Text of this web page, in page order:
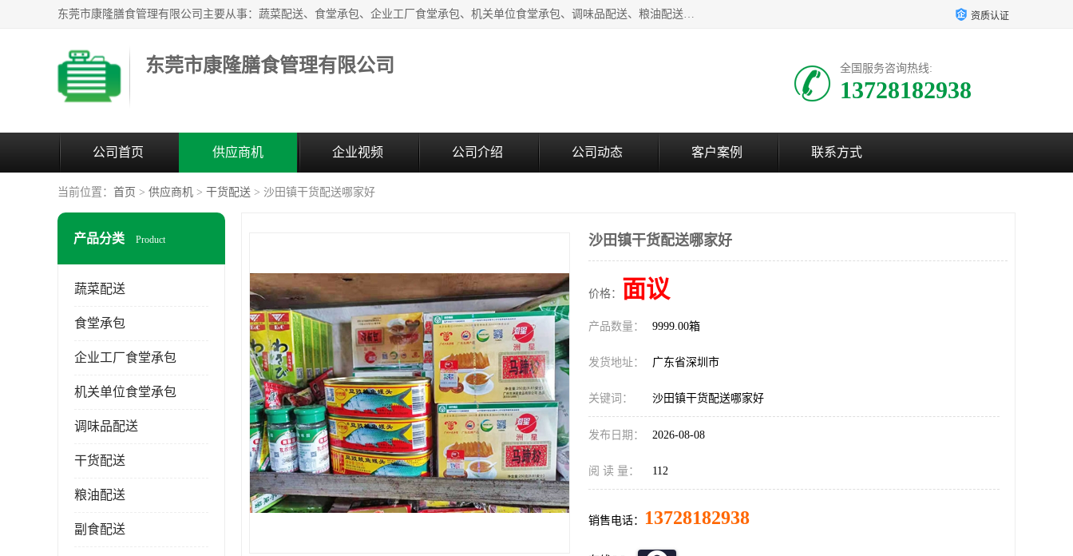
东莞市康隆膳食管理有限公司主要从事：蔬菜配送、食堂承包、企业工厂食堂承包、机关单位食堂承包、调味品配送、粮油配送、干货配送、副食配送、水果配送、海鲜配送等业务，东莞蔬菜配送电话，咨询在线客服。 资质认证
东莞市康隆膳食管理有限公司 全国服务咨询热线:
13728182938
公司首页 供应商机 企业视频 公司介绍 公司动态 客户案例 联系方式
当前位置： 首页 > 供应商机 > 干货配送 > 沙田镇干货配送哪家好
产品分类 Product
蔬菜配送
食堂承包
企业工厂食堂承包
机关单位食堂承包
调味品配送
干货配送
粮油配送
副食配送
沙田镇干货配送哪家好
价格： 面议
产品数量： 9999.00箱
发货地址： 广东省深圳市
关键词： 沙田镇干货配送哪家好
发布日期： 2026-08-08
阅 读 量： 112
销售电话： 13728182938